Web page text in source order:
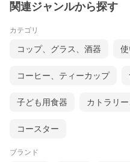
関連ジャンルから探す
カテゴリ
コップ、グラス、酒器
コーヒー、ティーカップ
子ども用食器 カトラリ
コースター
ブランド